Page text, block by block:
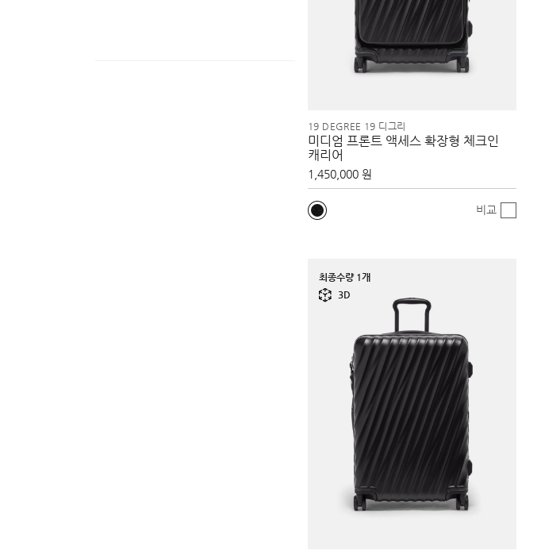
19 DEGREE 19 디그리
미디엄 프론트 액세스 확장형 체크인
캐리어
1,450,000 원
비교
최종수량 1개
3D